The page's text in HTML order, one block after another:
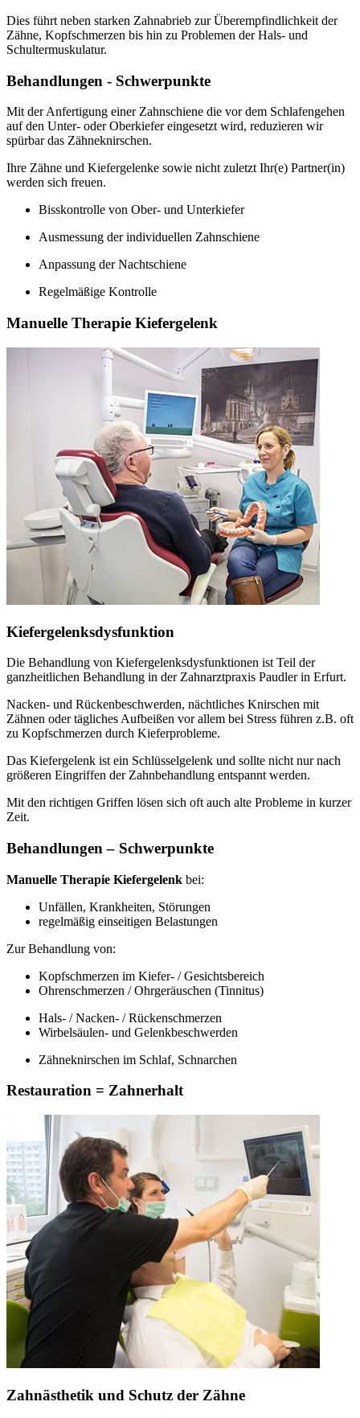
Dies führt neben starken Zahnabrieb zur Überempfindlichkeit der
Zähne, Kopfschmerzen bis hin zu Problemen der Hals- und
Schultermuskulatur.
Behandlungen - Schwerpunkte
Mit der Anfertigung einer Zahnschiene die vor dem Schlafengehen
auf den Unter- oder Oberkiefer eingesetzt wird, reduzieren wir
spürbar das Zähneknirschen.
Ihre Zähne und Kiefergelenke sowie nicht zuletzt Ihr(e) Partner(in)
werden sich freuen.
Bisskontrolle von Ober- und Unterkiefer
Ausmessung der individuellen Zahnschiene
Anpassung der Nachtschiene
Regelmäßige Kontrolle
Manuelle Therapie Kiefergelenk
Kiefergelenksdysfunktion
Die Behandlung von Kiefergelenksdysfunktionen ist Teil der
ganzheitlichen Behandlung in der Zahnarztpraxis Paudler in Erfurt.
Nacken- und Rückenbeschwerden, nächtliches Knirschen mit
Zähnen oder tägliches Aufbeißen vor allem bei Stress führen z.B. oft
zu Kopfschmerzen durch Kieferprobleme.
Das Kiefergelenk ist ein Schlüsselgelenk und sollte nicht nur nach
größeren Eingriffen der Zahnbehandlung entspannt werden.
Mit den richtigen Griffen lösen sich oft auch alte Probleme in kurzer
Zeit.
Behandlungen – Schwerpunkte
Manuelle Therapie Kiefergelenk bei:
Unfällen, Krankheiten, Störungen
regelmäßig einseitigen Belastungen
Zur Behandlung von:
Kopfschmerzen im Kiefer- / Gesichtsbereich
Ohrenschmerzen / Ohrgeräuschen (Tinnitus)
Hals- / Nacken- / Rückenschmerzen
Wirbelsäulen- und Gelenkbeschwerden
Zähneknirschen im Schlaf, Schnarchen
Restauration = Zahnerhalt
Zahnästhetik und Schutz der Zähne